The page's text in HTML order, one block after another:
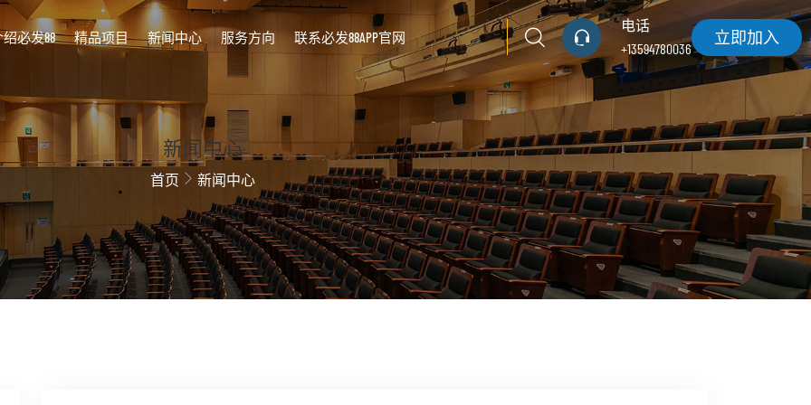
绍必发88 精品项目 新闻中心 服务方向 联系必发88APP官网
电话
+13594780036
立即加入
新闻中心
首页 新闻中心